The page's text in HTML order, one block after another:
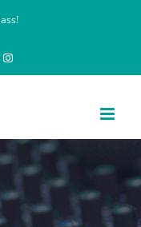
Instagram